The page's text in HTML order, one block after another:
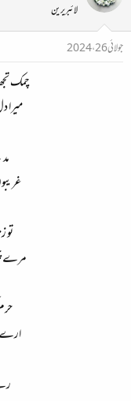
لائبریرین
جولائی 26، 2024
چمک
تو
مرے
ارے